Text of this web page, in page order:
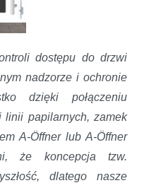
dostępu do drzwi
nadzorze i ochronie
dzięki połączeniu
linii papilarnych, zamek
A-Öffner lub A-Öffner
że koncepcja tzw.
dlatego nasze